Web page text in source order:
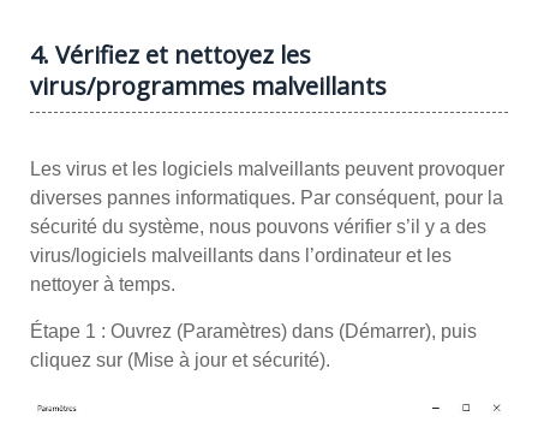
4. Vérifiez et nettoyez les
virus/programmes malveillants
Les virus et les logiciels malveillants peuvent provoquer
diverses pannes informatiques. Par conséquent, pour la
sécurité du système, nous pouvons vérifier s’il y a des
virus/logiciels malveillants dans l’ordinateur et les
nettoyer à temps.
Étape 1 : Ouvrez (Paramètres) dans (Démarrer), puis
cliquez sur (Mise à jour et sécurité).